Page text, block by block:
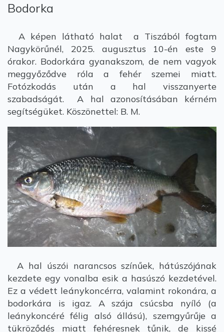
Bodorka
A képen látható halat a Tiszából fogtam
Nagykörűnél, 2025. augusztus 10-én este 9
órakor. Bodorkára gyanakszom, de nem vagyok
meggyőződve róla a fehér szemei miatt.
Fotózkodás után a hal visszanyerte
szabadságát. A hal azonosításában kérném
segítségüket. Köszönettel: B. M.
A hal úszói narancsos színűek, hátúszójának
kezdete egy vonalba esik a hasúszó kezdetével.
Ez a védett leánykoncérra, valamint rokonára, a
bodorkára is igaz. A szája csúcsba nyíló (a
leánykoncéré félig alsó állású), szemgyűrűje a
tükröződés miatt fehéresnek tűnik, de kissé